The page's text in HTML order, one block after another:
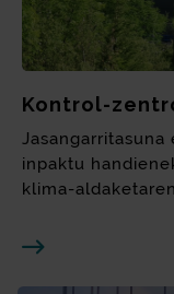
Kontrol-
inpaktu
klima-